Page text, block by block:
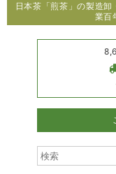
日本茶「煎茶」の製造
業百